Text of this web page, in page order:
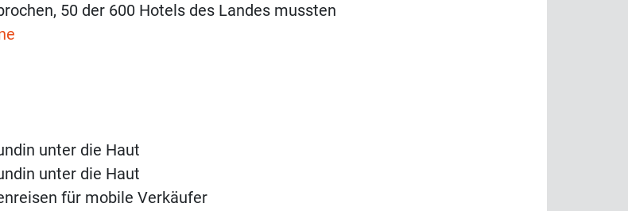
50 der 600 Hotels des Landes mussten
unter die Haut
unter die Haut
für mobile Verkäufer